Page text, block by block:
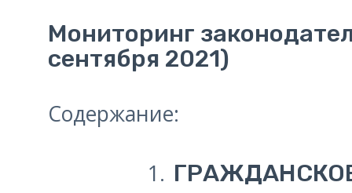
Мониторинг
сентября 2021)
Содержание: